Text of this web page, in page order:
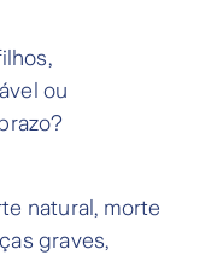
ou
natural, morte
graves,